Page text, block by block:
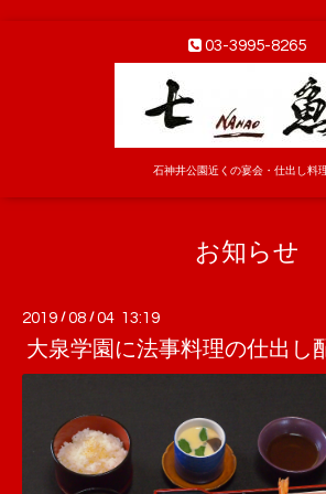
03-3995-8265
石神井公園近くの宴会・仕出し料
お知らせ
2019 /08 /04 13:19
大泉学園に法事料理の仕出し